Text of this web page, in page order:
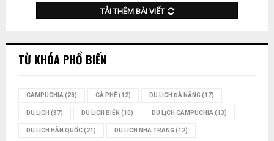
TẢI THÊM BÀI VIẾT
TỪ KHÓA PHỔ BIẾN
CAMPUCHIA (28) CÀ PHÊ(12) DU LỊCH ĐÀ NẴNG (17)
DU LỊCH (87) DU LỊCH BIỂN (10) DU LỊCH CAMPUCHIA (13)
DU LỊCH HÀN QUỐC(21) DU LỊCH NHA TRANG (12)